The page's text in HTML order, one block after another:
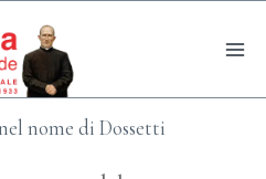
nome di Dossetti